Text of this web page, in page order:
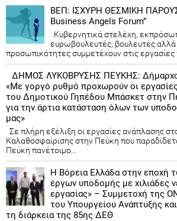
ΒΕΠ: ΙΣΧΥΡΗ ΘΕΣΜΙΚΗ
Business Angels Forum”
Κυβερνητικά στελέχη,
ευρωβουλευτές, βουλευτές αλλά
προσωπικότητες συμμετέχουν στις εργασίες
ΔΗΜΟΣ ΛΥΚΟΒΡΥΣΗΣ ΠΕΥΚΗΣ:
«Με γοργό ρυθμό προχωρούν οι
του Δημοτικού Γηπέδου Μπάσκετ στην
για την άρτια κατάσταση όλων των
μας»
Σε πλήρη εξέλιξη οι εργασίες ανάπλασης
Καλαθοσφαίρισης στην Πεύκη που
Πεύκη πανέτοιμο...
Η Βόρεια Ελλάδα στην εποχή
έργων υποδομής με χιλιάδες
εργασίας» – Συμμετοχή της
του Υπουργείου Ανάπτυξης
τη διάρκεια της 85ης ΔΕΘ